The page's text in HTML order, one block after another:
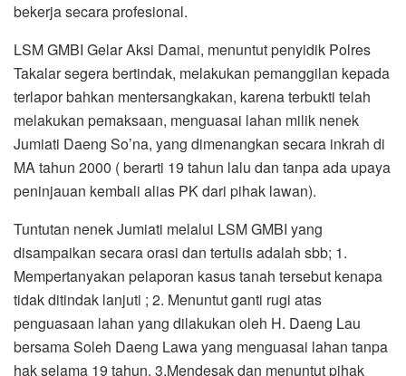
bekerja secara profesional.
LSM GMBI Gelar Aksi Damai, menuntut penyidik Polres
Takalar segera bertindak, melakukan pemanggilan kepada
terlapor bahkan mentersangkakan, karena terbukti telah
melakukan pemaksaan, menguasai lahan milik nenek
Jumiati Daeng So’na, yang dimenangkan secara inkrah di
MA tahun 2000 ( berarti 19 tahun lalu dan tanpa ada upaya
peninjauan kembali alias PK dari pihak lawan).
Tuntutan nenek Jumiati melalui LSM GMBI yang
disampaikan secara orasi dan tertulis adalah sbb; 1.
Mempertanyakan pelaporan kasus tanah tersebut kenapa
tidak ditindak lanjuti ; 2. Menuntut ganti rugi atas
penguasaan lahan yang dilakukan oleh H. Daeng Lau
bersama Soleh Daeng Lawa yang menguasai lahan tanpa
hak selama 19 tahun. 3.Mendesak dan menuntut pihak